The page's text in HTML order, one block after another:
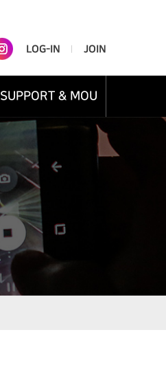
LOG-IN JOIN
SUPPORT & MOU